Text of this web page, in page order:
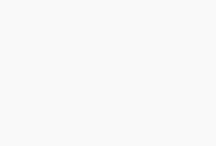
proizvod, pomoću
transporta pri